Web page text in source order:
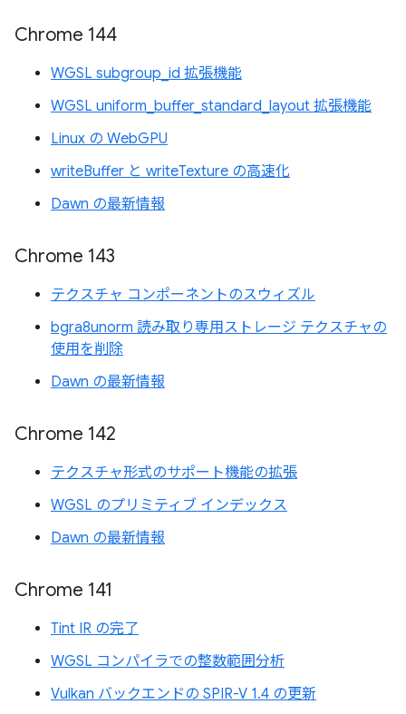
Chrome 144
WGSL subgroup_id 拡張機能
WGSL uniform_buffer_standard_layout 拡張機能
Linux の WebGPU
writeBuffer と writeTexture の高速化
Dawn の最新情報
Chrome 143
テクスチャ コンポーネントのスウィズル
bgra8unorm 読み取り専用ストレージ テクスチャの
使用を削除
Dawn の最新情報
Chrome 142
テクスチャ形式のサポート機能の拡張
WGSL のプリミティブ インデックス
Dawn の最新情報
Chrome 141
Tint IR の完了
WGSL コンパイラでの整数範囲分析
Vulkan バックエンドの SPIR-V 1.4 の更新